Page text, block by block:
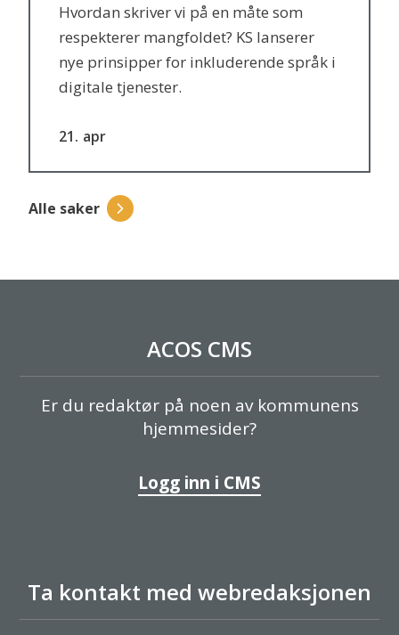
21 apr
Hvordan skriver vi på en måte som
respekterer mangfoldet? KS lanserer
nye prinsipper for inkluderende språk i
digitale tjenester.
Alle saker
ACOS CMS
Er du redaktør på noen av kommunens
hjemmesider?
Logg inn i CMS
Ta kontakt med webredaksjonen